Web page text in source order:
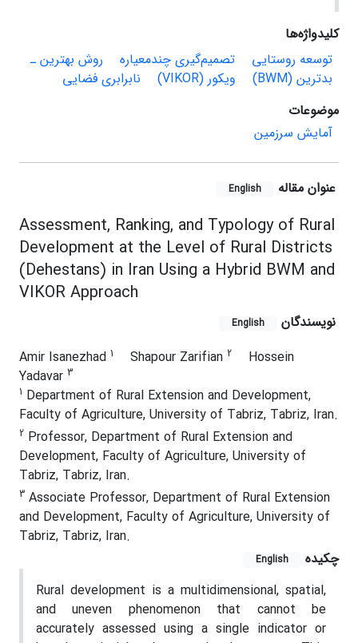
کلیدواژه‌ها
توسعه روستایی
تصمیم‌گیری چندمعیاره
روش بهترین ـ
بدترین (BWM)
ویکور (VIKOR)
نابرابری فضایی
موضوعات
آمایش سرزمین
عنوان مقاله English
Assessment, Ranking, and Typology of Rural
Development at the Level of Rural Districts
(Dehestans) in Iran Using a Hybrid BWM and
VIKOR Approach
نویسندگان English
Amir Isanezhad 1 Shapour Zarifian 2
Hossein
Yadavar 3
1 Department of Rural Extension and Development,
Faculty of Agriculture, University of Tabriz, Tabriz, Iran.
2 Professor, Department of Rural Extension and
Development, Faculty of Agriculture, University of
Tabriz, Tabriz, Iran.
3 Associate Professor, Department of Rural Extension
and Development, Faculty of Agriculture, University of
Tabriz, Tabriz, Iran.
چکیده
English
Rural development is a multidimensional, spatial,
and uneven phenomenon that cannot be
accurately assessed using a single indicator or